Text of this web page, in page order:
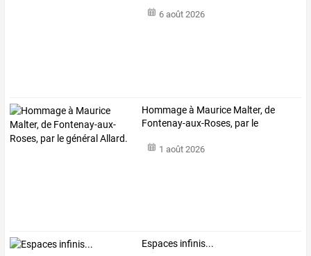
6 août 2026
Hommageà Maurice Malter, de
Fontenay-aux-Roses, par le
1 août 2026
Espaces infinis...